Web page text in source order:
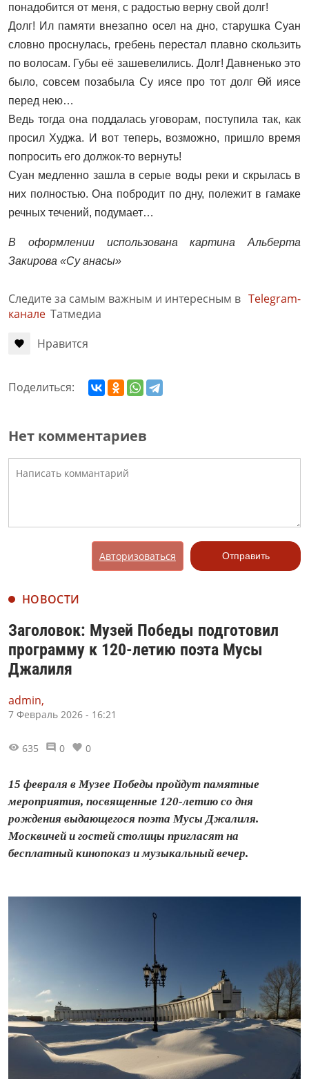
понадобится от меня, с радостью верну свой долг!
Долг! Ил памяти внезапно осел на дно, старушка Суан
словно проснулась, гребень перестал плавно скользить
по волосам. Губы её зашевелились. Долг! Давненько это
было, совсем позабыла Су иясе про тот долг Өй иясе
перед нею…
Ведь тогда она поддалась уговорам, поступила так, как
просил Худжа. И вот теперь, возможно, пришло время
попросить его должок-то вернуть!
Суан медленно зашла в серые воды реки и скрылась в
них полностью. Она побродит по дну, полежит в гамаке
речных течений, подумает…
В оформлении использована картина Альберта
Закирова «Су анасы»
Следите за самым важным и интересным в Telegram-
канале Татмедиа
Нравится
Поделиться:
Нет комментариев
Авторизоваться Отправить
НОВОСТИ
Заголовок: Музей Победы подготовил
программу к 120-летию поэта Мусы
Джалиля
admin,
7 Февраль 2026 - 16:21
635 0 0
15 февраля в Музее Победы пройдут памятные
мероприятия, посвященные 120-летию со дня
рождения выдающегося поэта Мусы Джалиля.
Москвичей и гостей столицы пригласят на
бесплатный кинопоказ и музыкальный вечер.